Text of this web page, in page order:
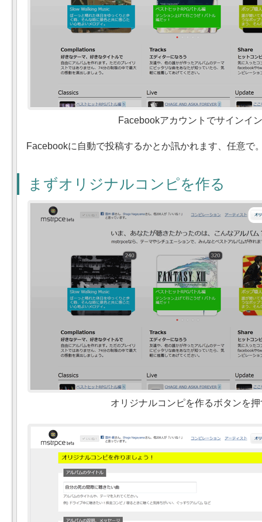
Facebookアカウントでサインイン
Facebookに自動で投稿するかとか訊かれます、任意で
まずオリジナルコンピを作る
オリジナルコンピを作るボタンを押